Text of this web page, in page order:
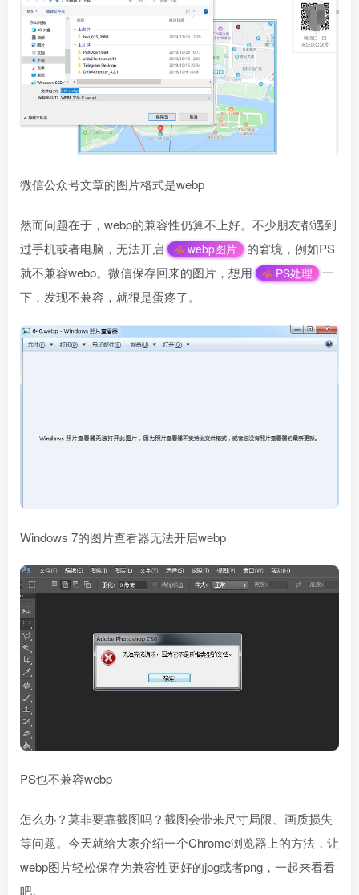
微信公众号文章的图片格式是webp
然而问题在于，webp的兼容性仍算不上好。不少朋友都遇到
过手机或者电脑，无法开启
webp图片
的窘境，例如PS
就不兼容webp。微信保存回来的图片，想用
PS处理
一
下，发现不兼容，就很是蛋疼了。
Windows 7的图片查看器无法开启webp
PS也不兼容webp
怎么办？莫非要靠截图吗？截图会带来尺寸局限、画质损失
等问题。今天就给大家介绍一个Chrome浏览器上的方法，让
webp图片轻松保存为兼容性更好的jpg或者png，一起来看看
吧。